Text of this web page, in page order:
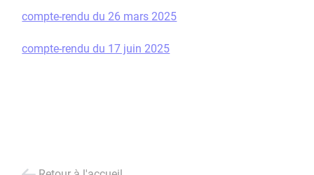
compte-rendu du 26 mars 2025
compte-rendu du 17 juin 2025